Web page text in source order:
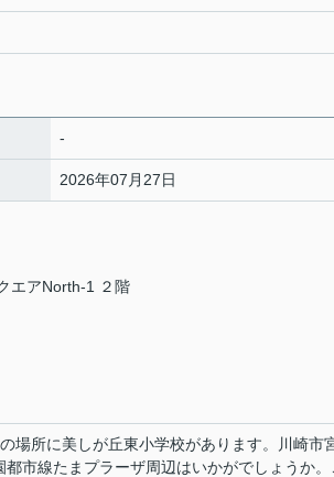
-
2026年07月27日
エアNorth-1 ２階
場所に美しが丘東小学校があります。川崎市
市線たまプラーザ周辺はいかがでしょうか。